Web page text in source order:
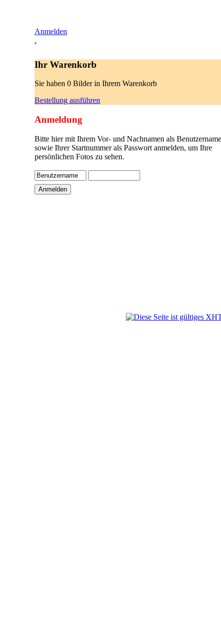
Anmelden
.
Ihr Warenkorb
Sie haben 0 Bilder in Ihrem Warenkorb
Bestellung ausführen
Anmeldung
Bitte hier mit Ihrem Vor- und Nachnamen als
sowie Ihrer Startnummer als Passwort anmelden, um Ihre
persönlichen Fotos zu sehen.